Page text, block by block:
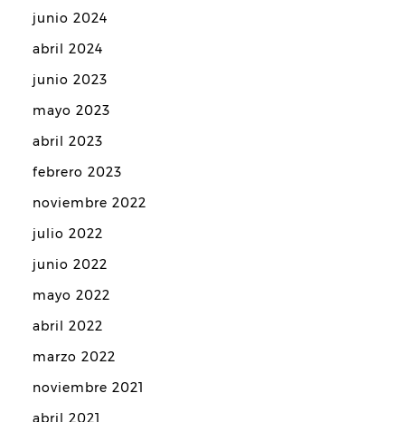
junio 2024
abril 2024
junio 2023
mayo 2023
abril 2023
febrero 2023
noviembre 2022
julio 2022
junio 2022
mayo 2022
abril 2022
marzo 2022
noviembre 2021
abril 2021